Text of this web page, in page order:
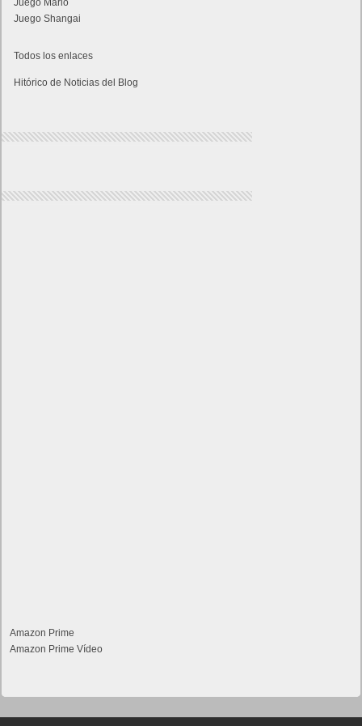
Juego Shangai
Todos los enlaces
Hitórico de Noticias del Blog
Amazon Prime
Amazon Prime Vídeo